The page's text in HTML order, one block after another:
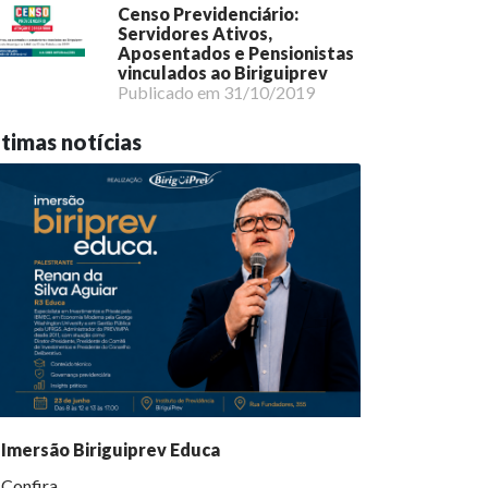
Censo Previdenciário:
Servidores Ativos,
Aposentados e Pensionistas
vinculados ao Biriguiprev
Publicado em 31/10/2019
notícias
Imersão Biriguiprev Educa